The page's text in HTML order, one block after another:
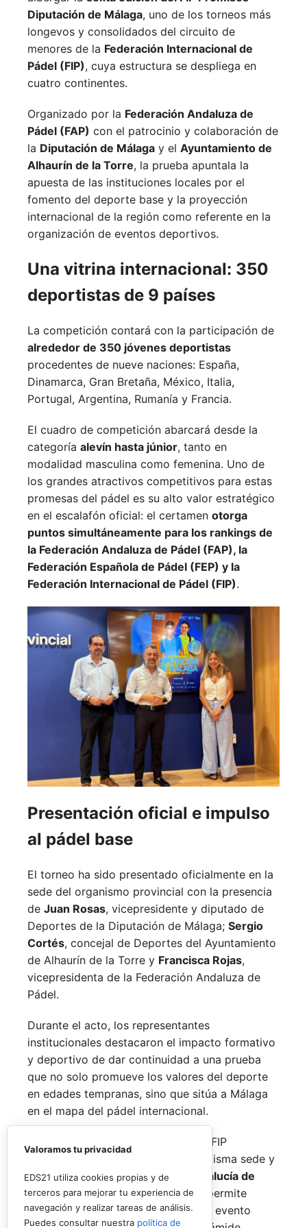
Diputación de Málaga, uno de los torneos más
longevos y consolidados del circuito de
menores de la Federación Internacional de
Pádel (FIP), cuya estructura se despliega en
cuatro continentes.
Organizado por la Federación Andaluza de
Pádel (FAP) con el patrocinio y colaboración de
la Diputación de Málaga y el Ayuntamiento de
Alhaurín de la Torre, la prueba apuntala la
apuesta de las instituciones locales por el
fomento del deporte base y la proyección
internacional de la región como referente en la
organización de eventos deportivos.
Una vitrina internacional: 350
deportistas de 9 países
La competición contará con la participación de
alrededor de 350 jóvenes deportistas
procedentes de nueve naciones: España,
Dinamarca, Gran Bretaña, México, Italia,
Portugal, Argentina, Rumanía y Francia.
El cuadro de competición abarcará desde la
categoría alevín hasta júnior, tanto en
modalidad masculina como femenina. Uno de
los grandes atractivos competitivos para estas
promesas del pádel es su alto valor estratégico
en el escalafón oficial: el certamen otorga
puntos simultáneamente para los rankings de
la Federación Andaluza de Pádel (FAP), la
Federación Española de Pádel (FEP) y la
Federación Internacional de Pádel (FIP).
Presentación oficial e impulso
al pádel base
El torneo ha sido presentado oficialmente en la
sede del organismo provincial con la presencia
de Juan Rosas, vicepresidente y diputado de
Deportes de la Diputación de Málaga; Sergio
Cortés, concejal de Deportes del Ayuntamiento
de Alhaurín de la Torre y Francisca Rojas,
vicepresidenta de la Federación Andaluza de
Pádel.
Durante el acto, los representantes
institucionales destacaron el impacto formativo
y deportivo de dar continuidad a una prueba
que no solo promueve los valores del deporte
en edades tempranas, sino que sitúa a Málaga
en el mapa del pádel internacional.
De forma paralela al desarrollo del FIP
Promises, la FAP organizará en la misma sede y
fechas losInternacionales de Andalucía de
Menores 2026. Esta cita paralela permite
incorporar la categoríabenjamín
al evento
Valoramos tu privacidad
EDS21 utiliza cookies propias y de
terceros para mejorar tu experiencia de
navegación y realizar tareas de análisis.
Puedes consultar nuestra política de